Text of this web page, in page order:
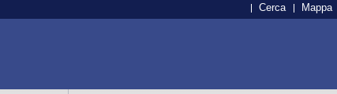
Cerca Mappa